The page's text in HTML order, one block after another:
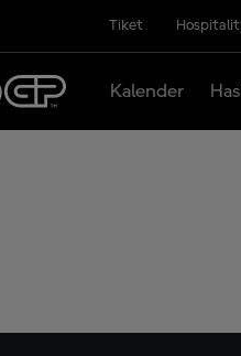
Tiket
Kalender